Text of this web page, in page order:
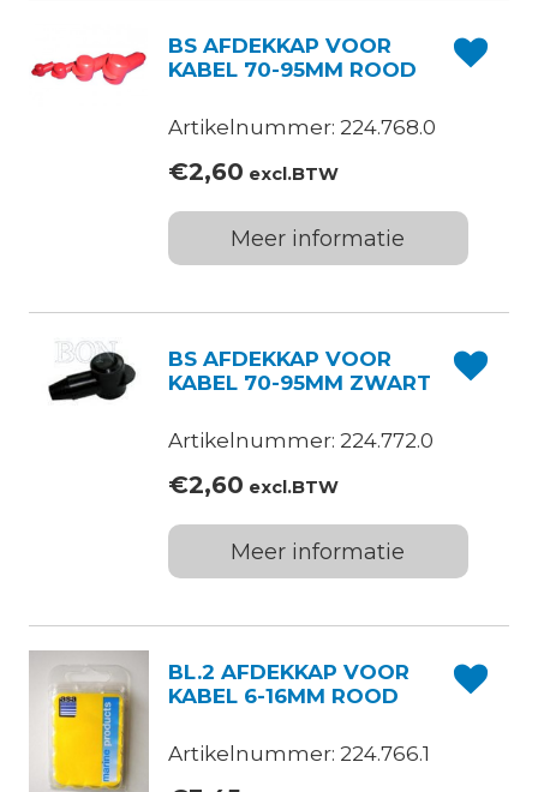
BS AFDEKKAP VOOR
KABEL 70-95MM ROOD
Artikelnummer: 224.768.0
€2,60 excl.BTW
Meer informatie
BS AFDEKKAP VOOR
KABEL 70-95MM ZWART
Artikelnummer: 224.772.0
€2,60 excl.BTW
Meer informatie
BL.2 AFDEKKAP VOOR
KABEL 6-16MM ROOD
Artikelnummer: 224.766.1